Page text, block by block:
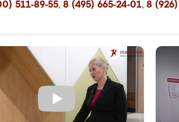
511-89-55, 8 (495) 665-24-01, 8